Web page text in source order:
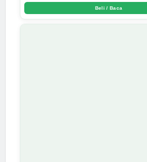
Beli / Baca